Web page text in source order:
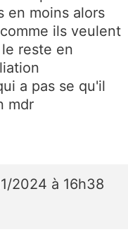
en moins alors
ils veulent
reste en
a pas se qu'il
mdr
2024 à 16h38